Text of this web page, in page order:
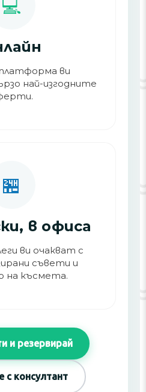
💻
ви
най-изгодните
🏪
в офиса
ви очакват с
съвети и
на късмета.
и резервирай
с консултант